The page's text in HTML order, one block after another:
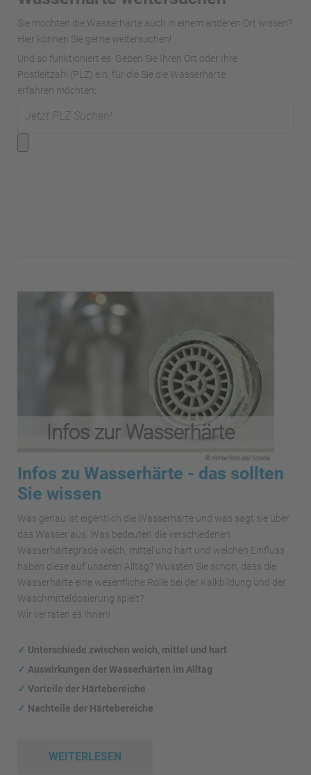
Sie möchten die Wasserhärte auch in einem anderen Ort wissen?
Hier können Sie gerne weitersuchen!
Und so funktioniert es: Geben Sie Ihren Ort oder Ihre
Postleitzahl (PLZ) ein, für die Sie die Wasserhärte
erfahren möchten:
Infos zu Wasserhärte - das sollten
Sie wissen
Was genau ist eigentlich die Wasserhärte und was sagt sie über
das Wasser aus. Was bedeuten die verschiedenen
Wasserhärtegrade weich, mittel und hart und welchen Einfluss
haben diese auf unseren Alltag? Wussten Sie schon, dass die
Wasserhärte eine wesentliche Rolle bei der Kalkbildung und der
Waschmitteldosierung spielt?
Wir verraten es Ihnen!
✓ Unterschiede zwischen weich, mittel und hart
✓ Auswirkungen der Wasserhärten im Alltag
✓ Vorteile der Härtebereiche
✓ Nachteile der Härtebereiche
WEITERLESEN